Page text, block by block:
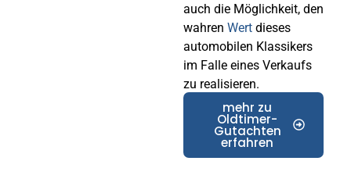
auch die Möglichkeit, den
wahren Wertdieses
automobilen Klassikers
im Falle eines Verkaufs
zu realisieren.
mehr zu
Oldtimer-
Gutachten
erfahren